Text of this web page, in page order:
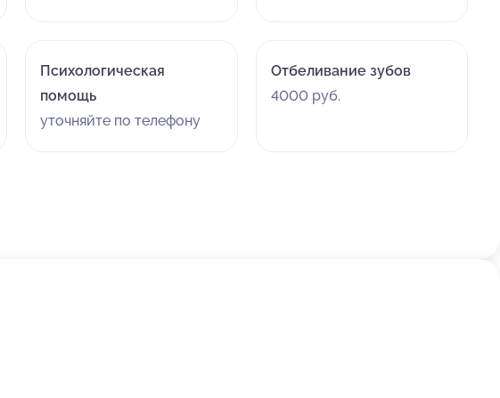
Психологическая
помощь
уточняйте по телефону
Отбеливание зубов
4000 руб.